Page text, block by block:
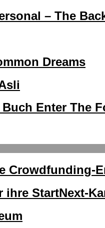
– The
Dreams
Enter The
Crowdfunding-
StartNext-